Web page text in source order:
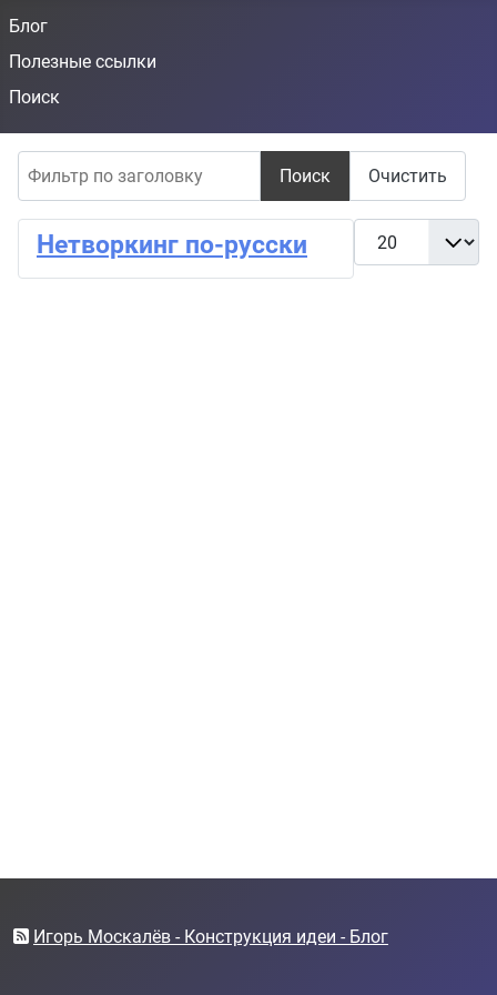
Блог
Полезные ссылки
Поиск
Поиск Очистить
Кол-во строк:
Нетворкинг по-русски
Игорь Москалёв - Конструкция идеи - Блог